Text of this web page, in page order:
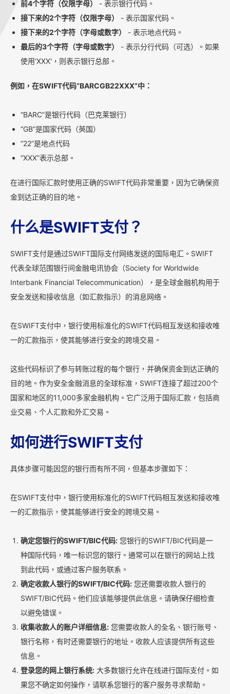
前4个字符（仅限字母）
- 表示银行代码。
接下来的2个字符（仅限字母）
- 表示国家代码。
接下来的2个字符（字母或数字）
- 表示地点代码。
最后的3个字符（字母或数字）
- 表示分行代码（可选）。如果
使用'XXX'，则表示银行总部。
例如，在SWIFT代码“BARCGB22XXX”中：
“BARC”是银行代码（巴克莱银行）
“GB”是国家代码（英国）
“22”是地点代码
“XXX”表示总部。
在进行国际汇款时使用正确的SWIFT代码非常重要，因为它确保资
金到达正确的目的地。
什么是SWIFT支付？
SWIFT支付是通过SWIFT国际支付网络发送的国际电汇。SWIFT
代表全球范围银行间金融电讯协会（Society for Worldwide
Interbank Financial Telecommunication），是全球金融机构用于
安全发送和接收信息（如汇款指示）的消息网络。
在SWIFT支付中，银行使用标准化的SWIFT代码相互发送和接收唯
一的汇款指示，使其能够进行安全的跨境交易。
这些代码标识了参与转账过程的每个银行，并确保资金到达正确的
目的地。作为安全金融消息的全球标准，SWIFT连接了超过200个
国家和地区的11,000多家金融机构。它广泛用于国际汇款，包括商
业交易、个人汇款和外汇交易。
如何进行SWIFT支付
具体步骤可能因您的银行而有所不同，但基本步骤如下：
在SWIFT支付中，银行使用标准化的SWIFT代码相互发送和接收唯
一的汇款指示，使其能够进行安全的跨境交易。
确定您银行的SWIFT/BIC代码: 您银行的SWIFT/BIC代码是一
种国际代码，唯一标识您的银行。通常可以在银行的网站上找
到此代码，或通过客户服务联系。
确定收款人银行的SWIFT/BIC代码: 您还需要收款人银行的
SWIFT/BIC代码。他们应该能够提供此信息。请确保仔细检查
以避免错误。
收集收款人的账户详细信息: 您需要收款人的全名、银行账号、
银行名称，有时还需要银行的地址。收款人应该提供所有这些
信息。
登录您的网上银行系统: 大多数银行允许在线进行国际支付。如
果您不确定如何操作，请联系您银行的客户服务寻求帮助。